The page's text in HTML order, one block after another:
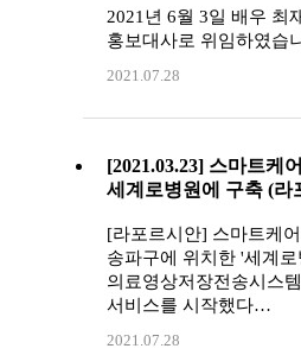
2021년 6월 3일 배우 최
홍보대사로 위임하였습
2021.07.28
[2021.03.23] 스마트케
세계로병원에 구축 (라
[라포르시안] 스마트케
송파구에 위치한 '세계
의료영상저장전송시스
서비스를 시작했다…
2021.07.28